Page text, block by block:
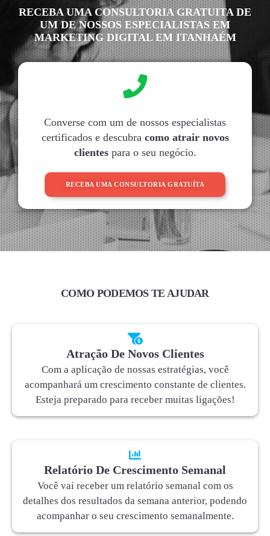
RECEBA UMA CONSULTORIA GRATUITA DE
UM DE NOSSOS ESPECIALISTAS EM
MARKETING DIGITAL EM ITANHAÉM
Converse com um de nossos especialistas
certificados e descubra como atrair novos
clientespara o seu negócio.
RECEBA UMA CONSULTORIA GRATUÍTA
COMO PODEMOS TE AJUDAR
Atração De Novos Clientes
Com a aplicação de nossas estratégias, você
acompanhará um crescimento constante de clientes.
Esteja preparado para receber muitas ligações!
Relatório De Crescimento Semanal
Você vai receber um relatório semanal com os
detalhes dos resultados da semana anterior, podendo
acompanhar o seu crescimento semanalmente.